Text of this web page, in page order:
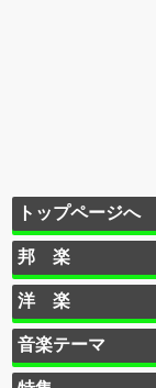
トップページへ
邦 楽
洋 楽
音楽テーマ